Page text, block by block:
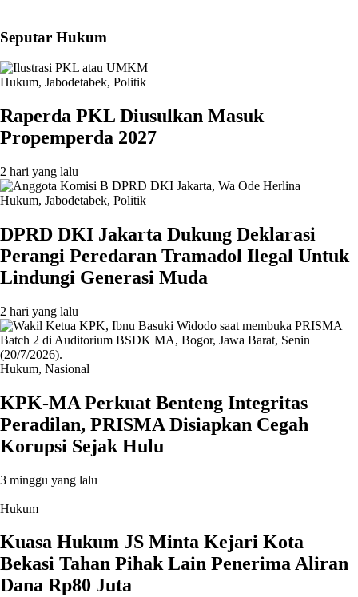
Seputar Hukum
Hukum, Jabodetabek, Politik
Raperda PKL Diusulkan Masuk
Propemperda 2027
2 hari yang lalu
Hukum, Jabodetabek, Politik
DPRD DKI Jakarta Dukung Deklarasi
Perangi Peredaran Tramadol Ilegal Untuk
Lindungi Generasi Muda
2 hari yang lalu
Hukum, Nasional
KPK-MA Perkuat Benteng Integritas
Peradilan, PRISMA Disiapkan Cegah
Korupsi Sejak Hulu
3 minggu yang lalu
Hukum
Kuasa Hukum JS Minta Kejari Kota
Bekasi Tahan Pihak Lain Penerima Aliran
Dana Rp80 Juta